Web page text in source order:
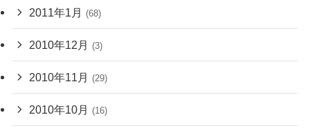
2011年1月 (68)
2010年12月 (3)
2010年11月 (29)
2010年10月 (16)